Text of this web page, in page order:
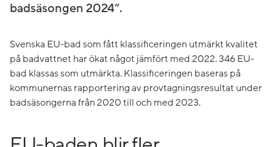
badsäsongen 2024”.
Svenska EU-bad som fått klassificeringen utmärkt kvalitet
på badvattnet har ökat något jämfört med 2022. 346 EU-
bad klassas som utmärkta. Klassificeringen baseras på
kommunernas rapportering av provtagningsresultat under
badsäsongerna från 2020 till och med 2023.